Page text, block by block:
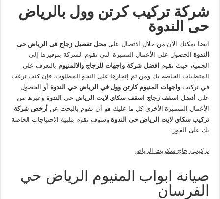
شركة تركيب كرتن وول بالرياض
حى الندوة
ايضا يمكنك الآن من خلال الاتصال علىمحل تفصيل زجاج فى الرياض حى
الندوة
الحصول على الأعمال المميزة التي تقوم الشركة بتوفيرها إلى
الجميع، حيث تقوم افضل شركة واجهات للزجاج والالمنيوم بالتعرف على
المتطلبات الخاصة بك ومن ثم إنجازها على النحو المطلوب، فإن كنت ترغب
في تركيبواجهات المنيوم كارتن وول في الرياض حي الندوة أو الحصول
على أفضل اسقف زجاج اسقف سكاي لايت الرياض حى الندوةوغيرها من
الأعمال المتميزة الأخرى كل ما عليك هو أن تقوم بالبحث عن أرخص شركة
تركيب سكاي لايت الرياض حى الندوةوسوف تقوم بتلبية الاحتياجات الخاصة
بك على الفور.
تركيب زجاج سكريت الرياض
صيانة ابواب المنيوم الرياض حي
الفرسان